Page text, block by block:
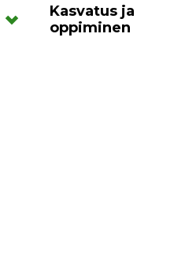
Kasvatus ja
oppiminen